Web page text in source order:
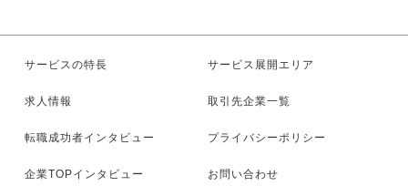
サービスの特長
求人情報
転職成功者インタビュー
企業TOPインタビュー
サービス展開エリア
取引先企業一覧
プライバシーポリシー
お問い合わせ